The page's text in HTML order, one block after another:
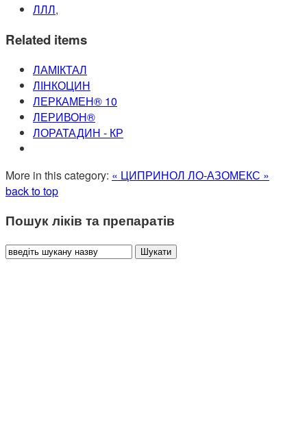
ЛЛЛ,
Related items
ЛАМІКТАЛ
ЛІНКОЦИН
ЛЕРКАМЕН® 10
ЛЕРИВОН®
ЛОРАТАДИН - КР
More in this category: « ЦИПРИНОЛ ЛО-АЗОМЕКС »
back to top
Пошук ліків та препаратів